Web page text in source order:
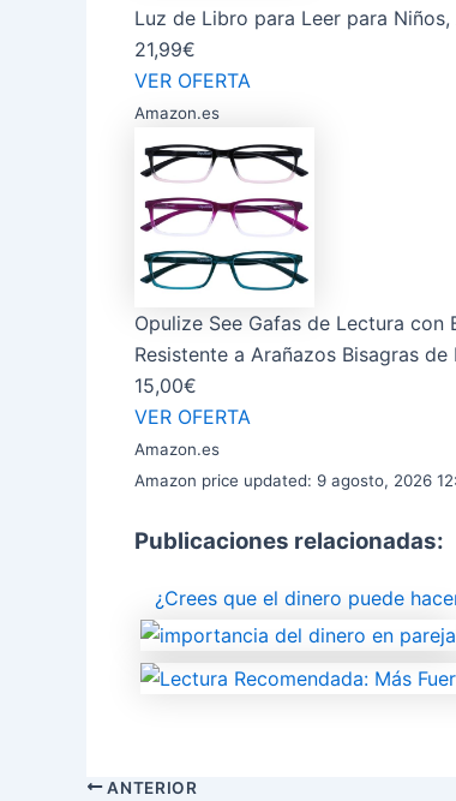
Luz de Libro para Leer para
21,99€
VER OFERTA
Amazon.es
Opulize See Gafas de Lectura
Resistente a Arañazos Bisagras
15,00€
VER OFERTA
Amazon.es
Amazon price updated: 9 agosto, 2026
Publicaciones relacionadas:
¿Crees que el dinero puede
ANTERIOR